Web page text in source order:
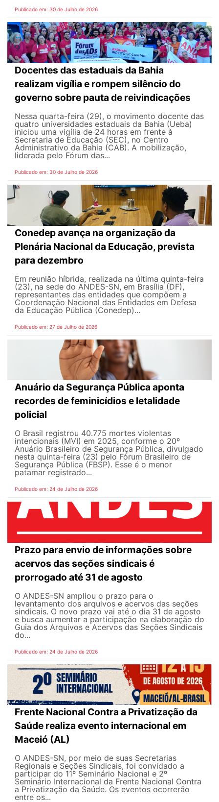
Publicado em: 30 de Julho de 2026
Docentes das estaduais da Bahia
realizam vigília e rompem silêncio do
governo sobre pauta de reivindicações
Nessa quarta-feira (29), o movimento docente das
quatro universidades estaduais da Bahia (Ueba)
iniciou uma vigília de 24 horas em frente à
Secretaria de Educação (SEC), no Centro
Administrativo da Bahia (CAB). A mobilização,
liderada pelo Fórum das...
Publicado em: 30 de Julho de 2026
Conedep avança na organização da
Plenária Nacional da Educação, prevista
para dezembro
Em reunião híbrida, realizada na última quinta-feira
(23), na sede do ANDES-SN, em Brasília (DF),
representantes das entidades que compõem a
Coordenação Nacional das Entidades em Defesa
da Educação Pública (Conedep)...
Publicado em: 27 de Julho de 2026
Anuário da Segurança Pública aponta
recordes de feminicídios e letalidade
policial
O Brasil registrou 40.775 mortes violentas
intencionais (MVI) em 2025, conforme o 20º
Anuário Brasileiro de Segurança Pública, divulgado
nesta quinta-feira (23) pelo Fórum Brasileiro de
Segurança Pública (FBSP). Esse é o menor
patamar registrado...
Publicado em: 24 de Julho de 2026
Prazo para envio de informações sobre
acervos das seções sindicais é
prorrogado até 31 de agosto
O ANDES-SN ampliou o prazo para o
levantamento dos arquivos e acervos das seções
sindicais. O novo prazo vai até o dia 31 de agosto
e busca aumentar a participação na elaboração do
Guia dos Arquivos e Acervos das Seções Sindicais
do...
Publicado em: 24 de Julho de 2026
Frente Nacional Contra a Privatização da
Saúde realiza evento internacional em
Maceió (AL)
O ANDES-SN, por meio de suas Secretarias
Regionais e Seções Sindicais, foi convidado a
participar do 11º Seminário Nacional e 2º
Seminário Internacional da Frente Nacional Contra
a Privatização da Saúde. Os eventos ocorrerão
entre os...